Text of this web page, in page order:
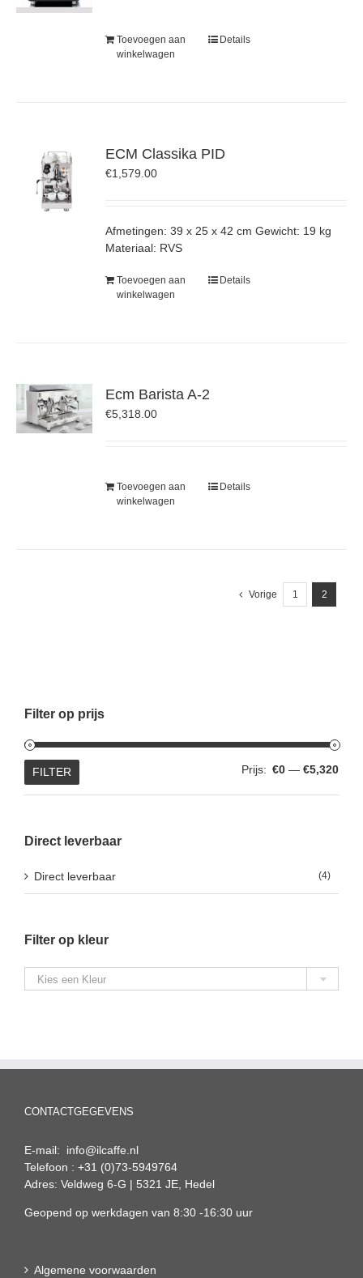
Toevoegen aan
winkelwagen
Details
ECM Classika PID
€1,579.00
Afmetingen: 39 x 25 x 42 cm Gewicht: 19 kg
Materiaal: RVS
Toevoegen aan
winkelwagen
Details
Ecm Barista A-2
€5,318.00
Toevoegen aan
winkelwagen
Details
Vorige 1 2
Filter op prijs
Min.
Max.
FILTER Prijs: €0 — €5,320
Direct leverbaar
Direct leverbaar (4)
Filter op kleur

Kies een Kleur
CONTACTGEGEVENS
E-mail: info@ilcaffe.nl
Telefoon : +31 (0)73-5949764
Adres: Veldweg 6-G | 5321 JE, Hedel
Geopend op werkdagen van 8:30 -16:30 uur
Algemene voorwaarden